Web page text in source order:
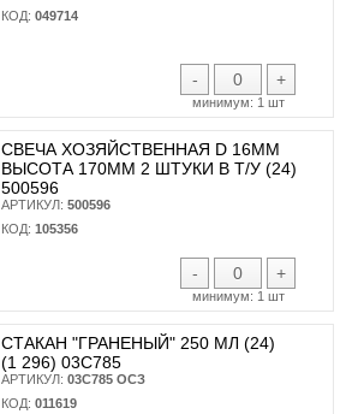
КОД: 049714
- +
минимум: 1 шт
СВЕЧА ХОЗЯЙСТВЕННАЯ D 16ММ
ВЫСОТА 170ММ 2 ШТУКИ В Т/У (24)
500596
АРТИКУЛ: 500596
КОД: 105356
- +
минимум: 1 шт
СТАКАН "ГРАНЕНЫЙ" 250 МЛ (24)
(1 296) 03С785
АРТИКУЛ: 03С785 ОСЗ
КОД: 011619